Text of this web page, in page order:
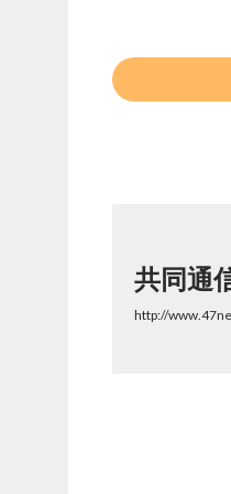
共同通
http://